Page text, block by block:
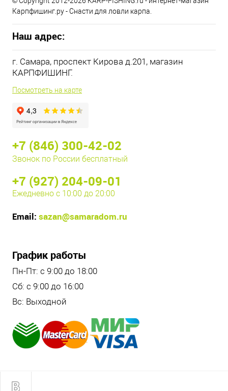
Карпфишинг.ру - Снасти для ловли карпа.
Наш адрес:
г. Самара, проспект Кирова д.201, магазин
КАРПФИШИНГ.
Посмотреть на карте
+7 (846) 300-42-02
Звонок по России бесплатный
+7 (927) 204-09-01
Ежедневно с 10:00 до 20:00
Email: sazan@samaradom.ru
График работы
Пн-Пт: с 9:00 до 18:00
Сб: с 9:00 до 16:00
Вс: Выходной